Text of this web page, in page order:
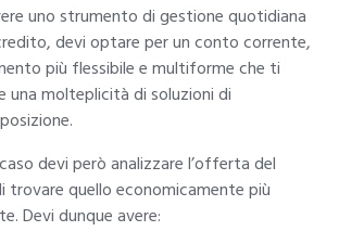
uno strumento di gestione quotidiana
devi optare per un conto corrente,
più flessibile e multiforme che ti
una molteplicità di soluzioni di
devi però analizzare l’offerta del
trovare quello economicamente più
Devi dunque avere: